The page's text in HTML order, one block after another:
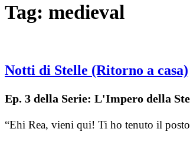
Tag: medieval
Notti di Stelle (Ritorno a casa)
Ep. 3 della Serie: L'Impero della
“Ehi Rea, vieni qui! Ti ho tenuto il